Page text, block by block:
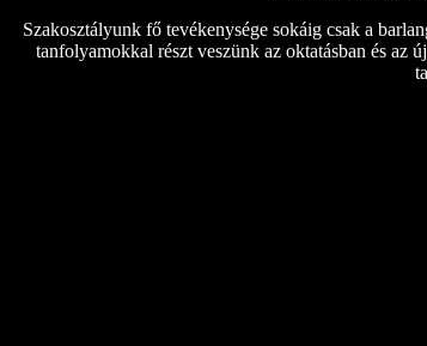
Szakosztályunk fő tevékenysége sokáig csak a
tanfolyamokkal részt veszünk az oktatásban és az